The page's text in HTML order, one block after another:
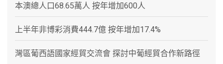
本澳總人口68.65萬人 按年增加600人
上半年非博彩消費444.7億 按年增加17.4%
灣區葡西語國家經貿交流會 探討中葡經貿合作新路徑